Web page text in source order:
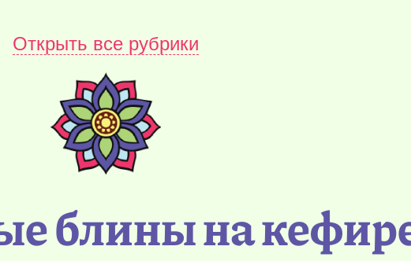
Открыть все рубрики
блины на